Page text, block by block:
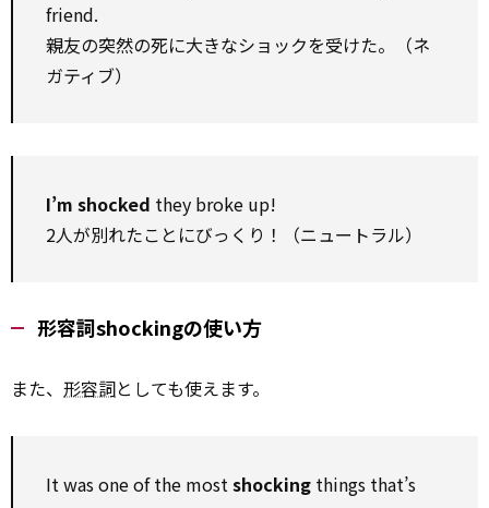
friend.
親友の突然の死に大きなショックを受けた。（ネ
ガティブ）
I’m shocked they broke up!
2人が別れたことにびっくり！（ニュートラル）
形容詞shockingの使い方
また、 形容詞としても使えます。
It was one of the mostshocking things that’s